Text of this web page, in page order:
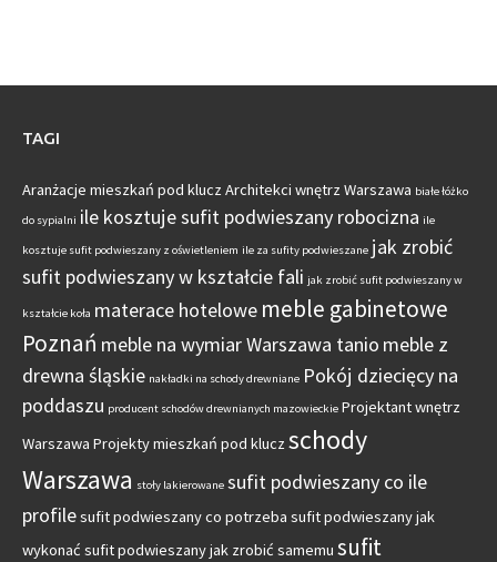
TAGI
Aranżacje mieszkań pod klucz Architekci wnętrz Warszawa białe łóżko
do sypialni ile kosztuje sufit podwieszany robocizna ile
kosztuje sufit podwieszany z oświetleniem ile za sufity podwieszane jak zrobić
sufit podwieszany w kształcie fali jak zrobić sufit podwieszany w
kształcie koła materace hotelowe meble gabinetowe
Poznań meble na wymiar Warszawa tanio meble z
drewna śląskie nakładki na schody drewniane Pokój dziecięcy na
poddaszu producent schodów drewnianych mazowieckie Projektant wnętrz
Warszawa Projekty mieszkań pod klucz schody
Warszawa stoły lakierowane sufit podwieszany co ile
profilesufit podwieszany co potrzeba sufit podwieszany jak
wykonać sufit podwieszany jak zrobić samemu sufit